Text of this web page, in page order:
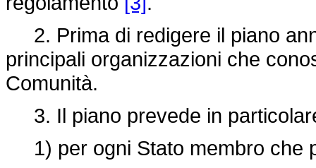
2. Prima di redigere il piano
principali organizzazioni che
Comunità.
3. Il piano prevede in
1) per ogni Stato membro che